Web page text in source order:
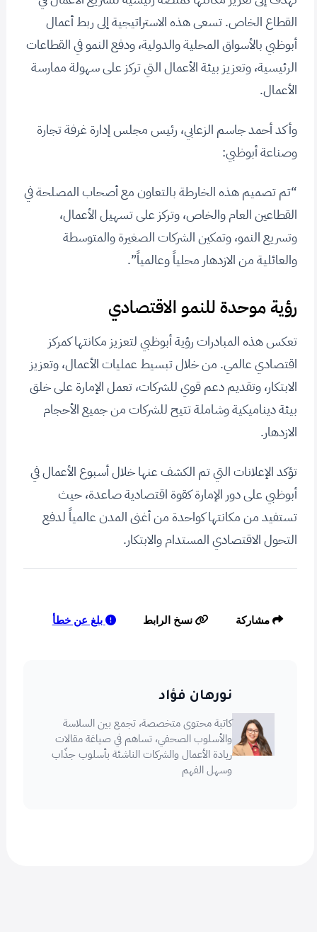
القطاع الخاص. تسعى هذه الاستراتيجية إلى ربط أعمال
أبوظبي بالأسواق المحلية والدولية، ودفع النمو في القطاعات
الرئيسية، وتعزيز بيئة الأعمال التي تركز على سهولة ممارسة
الأعمال.
وأكد أحمد جاسم الزعابي، رئيس مجلس إدارة غرفة تجارة
وصناعة أبوظبي:
“تم تصميم هذه الخارطة بالتعاون مع أصحاب المصلحة في
القطاعين العام والخاص، وتركز على تسهيل الأعمال،
وتسريع النمو، وتمكين الشركات الصغيرة والمتوسطة
والعائلية من الازدهار محلياً وعالمياً”.
رؤية موحدة للنمو الاقتصادي
تعكس هذه المبادرات رؤية أبوظبي لتعزيز مكانتها كمركز
اقتصادي عالمي. من خلال تبسيط عمليات الأعمال، وتعزيز
الابتكار، وتقديم دعم قوي للشركات، تعمل الإمارة على خلق
بيئة ديناميكية وشاملة تتيح للشركات من جميع الأحجام
الازدهار.
تؤكد الإعلانات التي تم الكشف عنها خلال أسبوع الأعمال في
أبوظبي على دور الإمارة كقوة اقتصادية صاعدة، حيث
تستفيد من مكانتها كواحدة من أغنى المدن عالمياً لدفع
التحول الاقتصادي المستدام والابتكار.
مشاركة نسخ الرابط بلغ عن خطأ
نورهان فؤاد
كاتبة محتوى متخصصة، تجمع بين السلاسة
والأسلوب الصحفي، تساهم في صياغة مقالات
ريادة الأعمال والشركات الناشئة بأسلوب جذّاب
وسهل الفهم